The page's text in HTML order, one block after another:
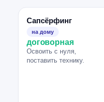
Сапсёрфинг
на дому
договорная
Освоить с нуля,
поставить технику.